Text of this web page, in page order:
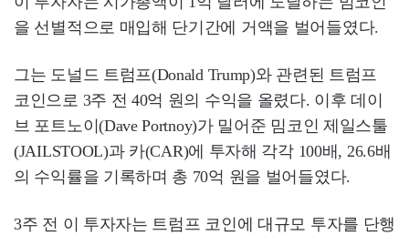
을 선별적으로 매입해 단기간에 거액을 벌어들였다.
그는 도널드 트럼프(Donald Trump)와 관련된 트럼프
코인으로 3주 전 40억 원의 수익을 올렸다. 이후 데이
브 포트노이(Dave Portnoy)가 밀어준 밈코인 제일스툴
(JAILSTOOL)과 카(CAR)에 투자해 각각 100배, 26.6배
의 수익률을 기록하며 총 70억 원을 벌어들였다.
3주 전 이 투자자는 트럼프 코인에 대규모 투자를 단행